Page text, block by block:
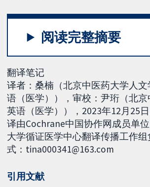
阅读完整摘要
翻译笔记
译者：桑楠（北京中医药大学人
语（医学）），审校：尹珩（北
英语（医学）），2023年12月25
译由Cochrane中国协作网成员单
大学循证医学中心翻译传播工作
式：tina000341@163.com
引用文献